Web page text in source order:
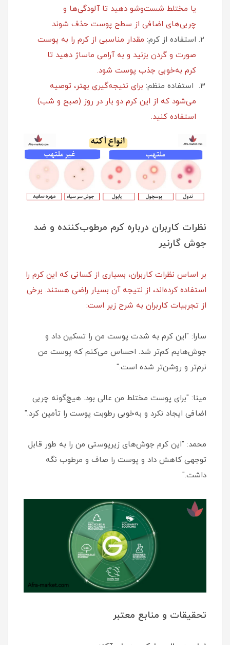
یا مختلط شست‌وشو دهید تا آلودگی‌ها و
چربی‌های اضافی از سطح پوست حذف شوند.
استفاده از کرم: مقدار مناسبی از کرم را به پوست
صورت و گردن بزنید و به آرامی ماساژ دهید تا
کرم به‌خوبی جذب پوست شود.
استفاده منظم: برای نتیجه‌گیری بهتر، توصیه
می‌شود که از این کرم دو بار در روز (صبح و شب)
استفاده کنید.
نظرات کاربران درباره کرم مرطوب‌کننده و ضد
جوش گارنیر
بر اساس نظرات کاربران، بسیاری از کسانی که این کرم را
استفاده کرده‌اند، از نتیجه آن بسیار راضی هستند. برخی
از تجربیات کاربران به شرح زیر است:
سارا: "این کرم به شدت پوست من را تسکین داد و
جوش‌هایم کم‌تر شد. احساس می‌کنم که پوست من
نرم‌تر و روشن‌تر شده است."
مینا: "برای پوست مختلط من عالی بود. هیچ‌گونه چربی
اضافی ایجاد نکرد و به‌خوبی رطوبت پوست را تأمین کرد."
محمد: "این کرم جوش‌های زیرپوستی من را به طور قابل
توجهی کاهش داد و پوست را صاف و مرطوب نگه
داشت."
تحقیقات و منابع معتبر